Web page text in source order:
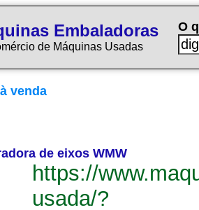
Embaladoras
de Máquinas Usadas
O
venda
de eixos WMW
https://
usada/?